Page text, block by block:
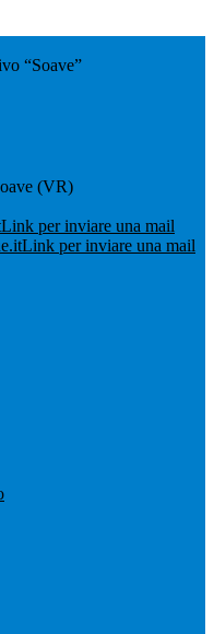
“Soave”
(VR)
Link per inviare una mail
Link per inviare una mail